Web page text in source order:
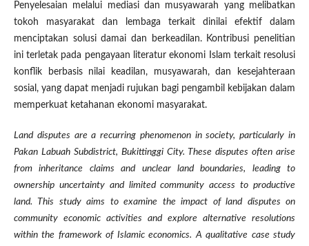
Penyelesaian melalui mediasi dan musyawarah yang melibatkan
tokoh masyarakat dan lembaga terkait dinilai efektif dalam
menciptakan solusi damai dan berkeadilan. Kontribusi penelitian
ini terletak pada pengayaan literatur ekonomi Islam terkait resolusi
konflik berbasis nilai keadilan, musyawarah, dan kesejahteraan
sosial, yang dapat menjadi rujukan bagi pengambil kebijakan dalam
memperkuat ketahanan ekonomi masyarakat.
Land disputes are a recurring phenomenon in society, particularly in
Pakan Labuah Subdistrict, Bukittinggi City. These disputes often arise
from inheritance claims and unclear land boundaries, leading to
ownership uncertainty and limited community access to productive
land. This study aims to examine the impact of land disputes on
community economic activities and explore alternative resolutions
within the framework of Islamic economics. A qualitative case study